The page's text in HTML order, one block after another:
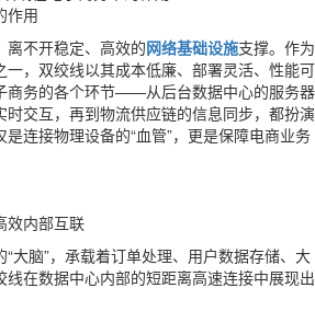
作用
离不开稳定、高效的网络基础设施支撑。作为
，双绞线以其成本低廉、部署灵活、性能可
商务的各个环节——从后台数据中心的服务器
时交互，再到物流供应链的信息同步，都扮演
连接物理设备的“血管”，更是保障电商业务
效内部互联
大脑”，承载着订单处理、用户数据存储、大
在数据中心内部的短距离高速连接中展现出